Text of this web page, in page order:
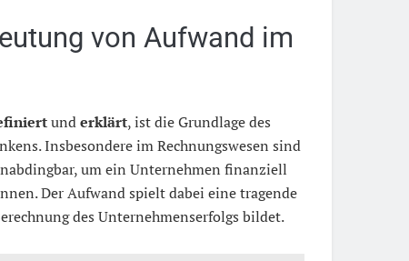
von Aufwand im
underklärt, ist die Grundlage des
Insbesondere im Rechnungswesen sind
um ein Unternehmen finanziell
Der Aufwand spielt dabei eine tragende
des Unternehmenserfolgs bildet.